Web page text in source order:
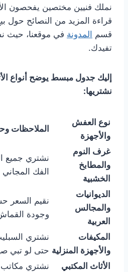
نملك فنيين مختصين يفحصون
قراءة المزيد من النصائح حول
قسم المدونة في موقعنا، حيث
تفيدك.
إليك جدول مبسط يوضح أنواع
نشتريها:
نوع العفش
والأجهزة
الملاحظات
غرف النوم
والمطابخ
الخشبية
نشتري جميع
الفك المجاني
الديوانيات
والمجالس
العربية
نقيم السعر
وجودة
المكيفات
والأجهزة المنزلية
نشتري
حتى لو تبي
الأثاث المكتبي
نشتري